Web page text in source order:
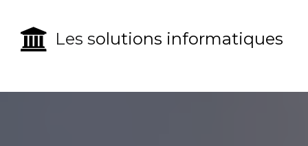
 Les solutions informatiques